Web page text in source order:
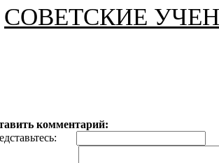
СОВЕТСКИЕ
комментарий: